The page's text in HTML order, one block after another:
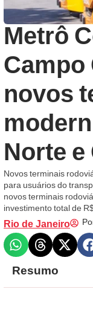
Metrô
Campo
novos
Norte
Novos terminais
para usuários do
novos terminais
investimento total de
Rio de Janeiro
Resumo